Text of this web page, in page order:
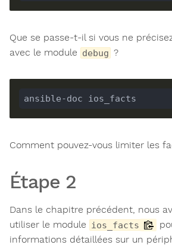
Que se passe-t-il si vous ne
avec le module debug ?
ansible-doc ios_facts
Comment pouvez-vous limiter les
Étape 2
Dans le chapitre précédent, nous
utiliser le module
ios_facts
informations détaillées sur un